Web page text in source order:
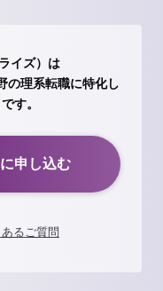
イズ）は
の理系転職に特化し
す。
申し込む
るご質問